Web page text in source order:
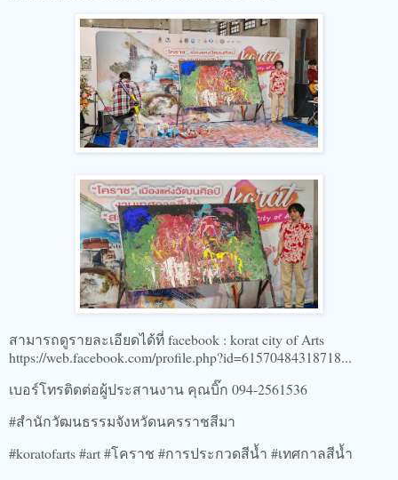
สามารถดูรายละเอียดได้ที่ facebook : korat city of Arts
https://web.facebook.com/profile.php?id=61570484318718...
เบอร์โทรติดต่อผู้ประสานงาน คุณบิ๊ก 094-2561536
#สำนักวัฒนธรรมจังหวัดนครราชสีมา
#koratofarts #art #โคราช #การประกวดสีน้ำ #เทศกาลสีน้ำ